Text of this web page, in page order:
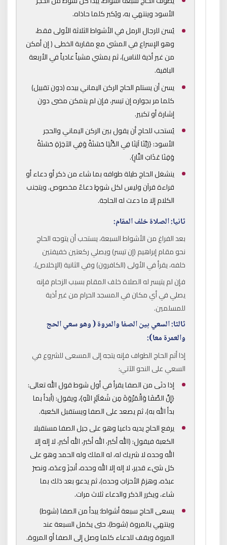
الأسود وينتهي به، ويُكبر كلما حاذاه.
يُسن للرجال الرمل في الأشواط الثلاثة الأولى فقط،
وهو الإسراع في المشي مع مقاربة الخطى ( إن أمكن
من غير أذية للناس)، ثم يمشي مشياً عادياً في الأربعة
الباقية.
يسن أن يستلم الحاج الركن اليماني بيده (دون تقبيل)
كلما مر بجواره إن تيسر، فإن لم يتمكن مضى دون
إشارة أو تكبير.
يُستحب للحاج أن يقول بين الركن اليماني والحجر
الأسود: {رَبَّنَا آتِنَا فِي الدُّنْيَا حَسَنَةً وَفِي الآخِرَةِ حَسَنَةً
وَقِنَا عَذَابَ النَّارِ}.
ينشغل الحاج طيلة طوافه بما شاء من ذكر أو دعاء أو
قراءة قرآن وليس لكل شوطٍ دعاءٌ مخصوص. ويتجنب
الكلام إلا ما دعت له الحاجة.
ثانيا: الصلاة خلف المقام:
بعد الفراغ من الأشواط السبعة، يستحب أن يتوجه الحاج
نحو مقام إبراهيم (إن تيسر) ويصلي ركعتين خفيفتين
خلفه، يقرأ في الأولى (الكافرون) وفي الثانية (الإخلاص).
فإن لم يتيسر له الصلاة خلف المقام بسبب الزحام فإنه
يصلي في أي مكان في المسجد الحرام من غير أذية
للمسلمين.
ثالثا: السعي بين الصفا والمروة ( وهو سعي الحج
والعمرة معا):
إذا أتم الحاج الطواف فإنه يتجه إلى المسعى للشروع في
السعي على النحو الآتي:
إذا دنَى من الصفا يقرأ في أول شوط قول الله تعالى:
{إِنَّ الصَّفَا وَالْمَرْوَةَ مِن شَعَآئِرِ اللّهِ}، ويقول: (أبدأ بما
بدأ الله به)، ثم يصعد على الصفا ويستقبل الكعبة.
يرفع الحاج يديه داعيا وهو على جبل الصفا مستقبلا
الكعبة فيقول: (الله أكبر، الله أكبر، الله أكبر، لا إله إلا
الله وحده لا شريك له، له الملك وله الحمد وهو على
كل شيء قدير، لا إله إلا الله وحده، أنجزَ وعدَه، ونصرَ
عبدَه، وهزمَ الأحزابَ وحده)، ثم يدعو بعد ذلك بما
شاء، ويكرر الذكر والدعاء ثلاث مرات.
يسعى الحاج سبعة أشواط؛ يبدأ من الصفا (شوط)
وينتهي بالمروة (شوط)، حتى يكمل السبعة عند
المروة ويقف للدعاء كلما وصل إلى الصفا أو المروة.